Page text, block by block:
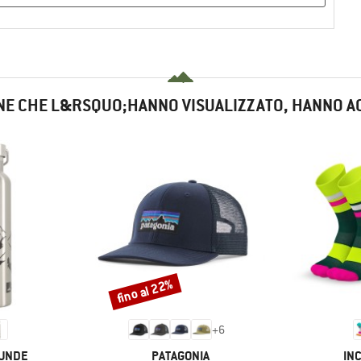
CHE L&RSQUO;HANNO VISUALIZZATO, HANNO
+6
MARCHIO
PATAGONIA
Sconto
fino al 22%